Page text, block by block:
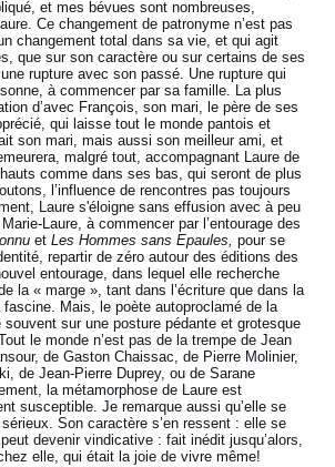
et mes bévues sont nombreuses,
Ce changement de patronyme n’est pas
changement total dans sa vie, et qui agit
que sur son caractère ou sur certains de ses
rupture avec son passé. Une rupture qui
à commencer par sa famille. La plus
d’avec François, son mari, le père de ses
qui laisse tout le monde pantois et
son mari, mais aussi son meilleur ami, et
malgré tout, accompagnant Laure de
comme dans ses bas, qui seront de plus
l’influence de rencontres pas toujours
Laure s'éloigne sans effusion avec à peu
Laure, à commencer par l’entourage des
etLes Hommes sans Epaules,pour se
repartir de zéro autour des éditions des
entourage, dans lequel elle recherche
la « marge », tant dans l’écriture que dans la
fascine. Mais, le poète autoproclamé de la
souvent sur une posture pédante et grotesque
le monde n’est pas de la trempe de Jean
de Gaston Chaissac, de Pierre Molinier,
de Jean-Pierre Duprey, ou de Sarane
la métamorphose de Laure est
susceptible. Je remarque aussi qu’elle se
Son caractère s’en ressent : elle se
devenir vindicative : fait inédit jusqu’alors,
elle, qui était la joie de vivre même!